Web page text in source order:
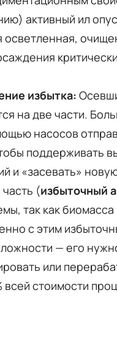
активный ил
осветленная,
избытка:
на две части.
насосов
поддерживать
и «засевать»
(избыточный
так как биомасса
с этим
— его
или
всей стоимости